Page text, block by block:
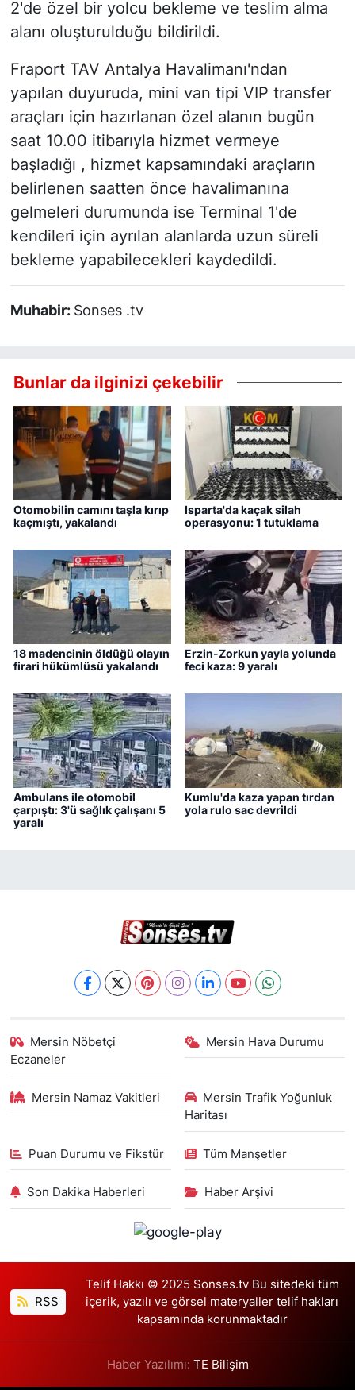
2'de özel bir yolcu bekleme ve teslim alma
alanı oluşturulduğu bildirildi.
Fraport TAV Antalya Havalimanı'ndan
yapılan duyuruda, mini van tipi VIP transfer
araçları için hazırlanan özel alanın bugün
saat 10.00 itibarıyla hizmet vermeye
başladığı , hizmet kapsamındaki araçların
belirlenen saatten önce havalimanına
gelmeleri durumunda ise Terminal 1'de
kendileri için ayrılan alanlarda uzun süreli
bekleme yapabilecekleri kaydedildi.
Muhabir: Sonses .tv
Bunlar da ilginizi çekebilir
Otomobilin camını taşla kırıp
kaçmıştı, yakalandı
Isparta'da kaçak silah
operasyonu: 1 tutuklama
18 madencinin öldüğü olayın
firari hükümlüsü yakalandı
Erzin-Zorkun yayla yolunda
feci kaza: 9 yaralı
Ambulans ile otomobil
çarpıştı: 3'ü sağlık çalışanı 5
yaralı
Kumlu'da kaza yapan tırdan
yola rulo sac devrildi
Mersin Nöbetçi
Eczaneler
Mersin Hava Durumu
Mersin Namaz Vakitleri
Mersin Trafik Yoğunluk
Haritası
Puan Durumu ve Fikstür Tüm Manşetler
Son Dakika Haberleri Haber Arşivi
RSS
Telif Hakkı © 2025 Sonses.tv Bu sitedeki tüm
içerik, yazılı ve görsel materyaller telif hakları
kapsamında korunmaktadır
Haber Yazılımı: TE Bilişim